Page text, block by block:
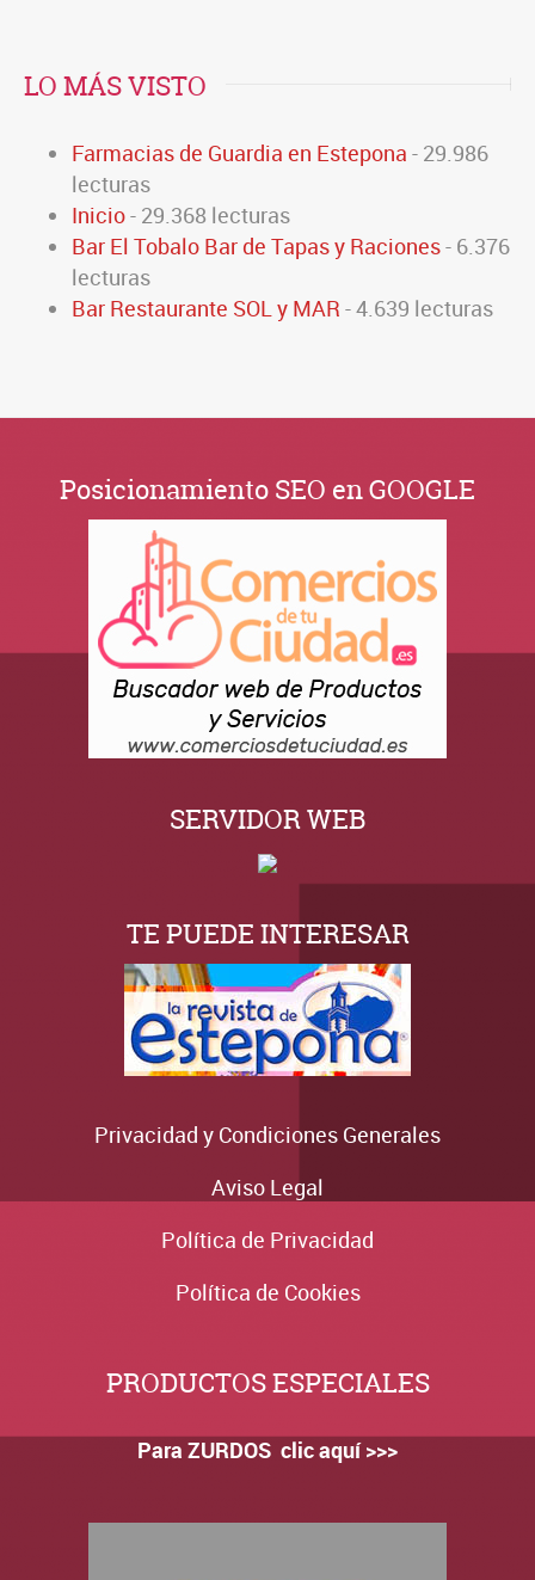
LO MÁS VISTO
Farmacias de Guardia en Estepona - 29.986
lecturas
Inicio- 29.368 lecturas
Bar El Tobalo Bar de Tapas y Raciones- 6.376
lecturas
Bar Restaurante SOL y MAR - 4.639 lecturas
Posicionamiento SEO en GOOGLE
SERVIDOR WEB
TE PUEDE INTERESAR
Privacidad y Condiciones Generales
Aviso Legal
Política de Privacidad
Política de Cookies
PRODUCTOS ESPECIALES
Para ZURDOS clic aquí >>>